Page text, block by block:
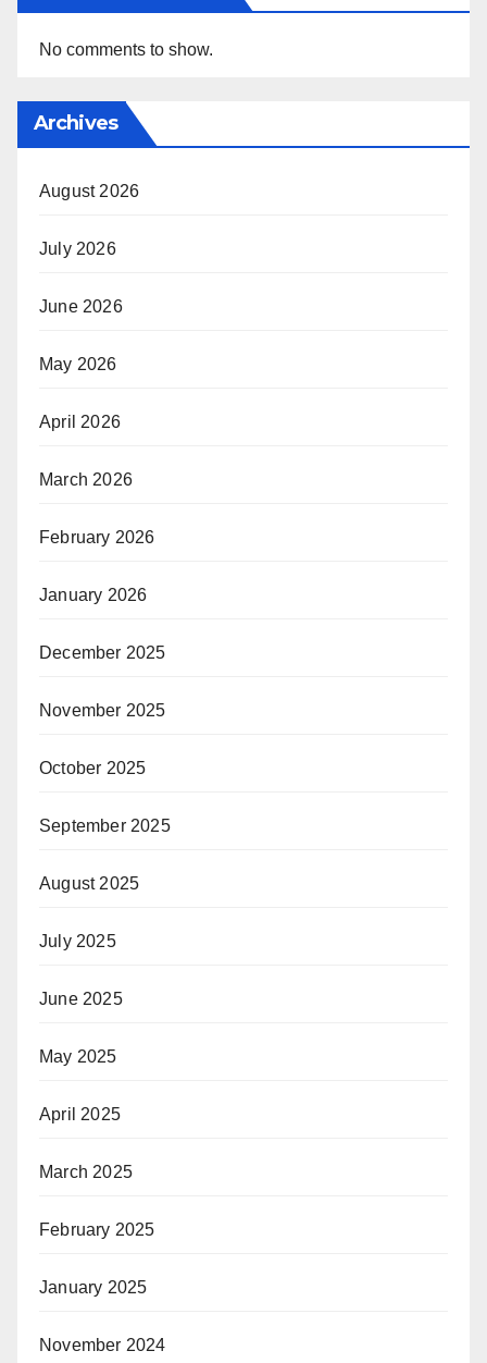
No comments to show.
Archives
August 2026
July 2026
June 2026
May 2026
April 2026
March 2026
February 2026
January 2026
December 2025
November 2025
October 2025
September 2025
August 2025
July 2025
June 2025
May 2025
April 2025
March 2025
February 2025
January 2025
November 2024